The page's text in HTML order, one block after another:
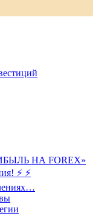
НА FOREX»
⚡ ⚡